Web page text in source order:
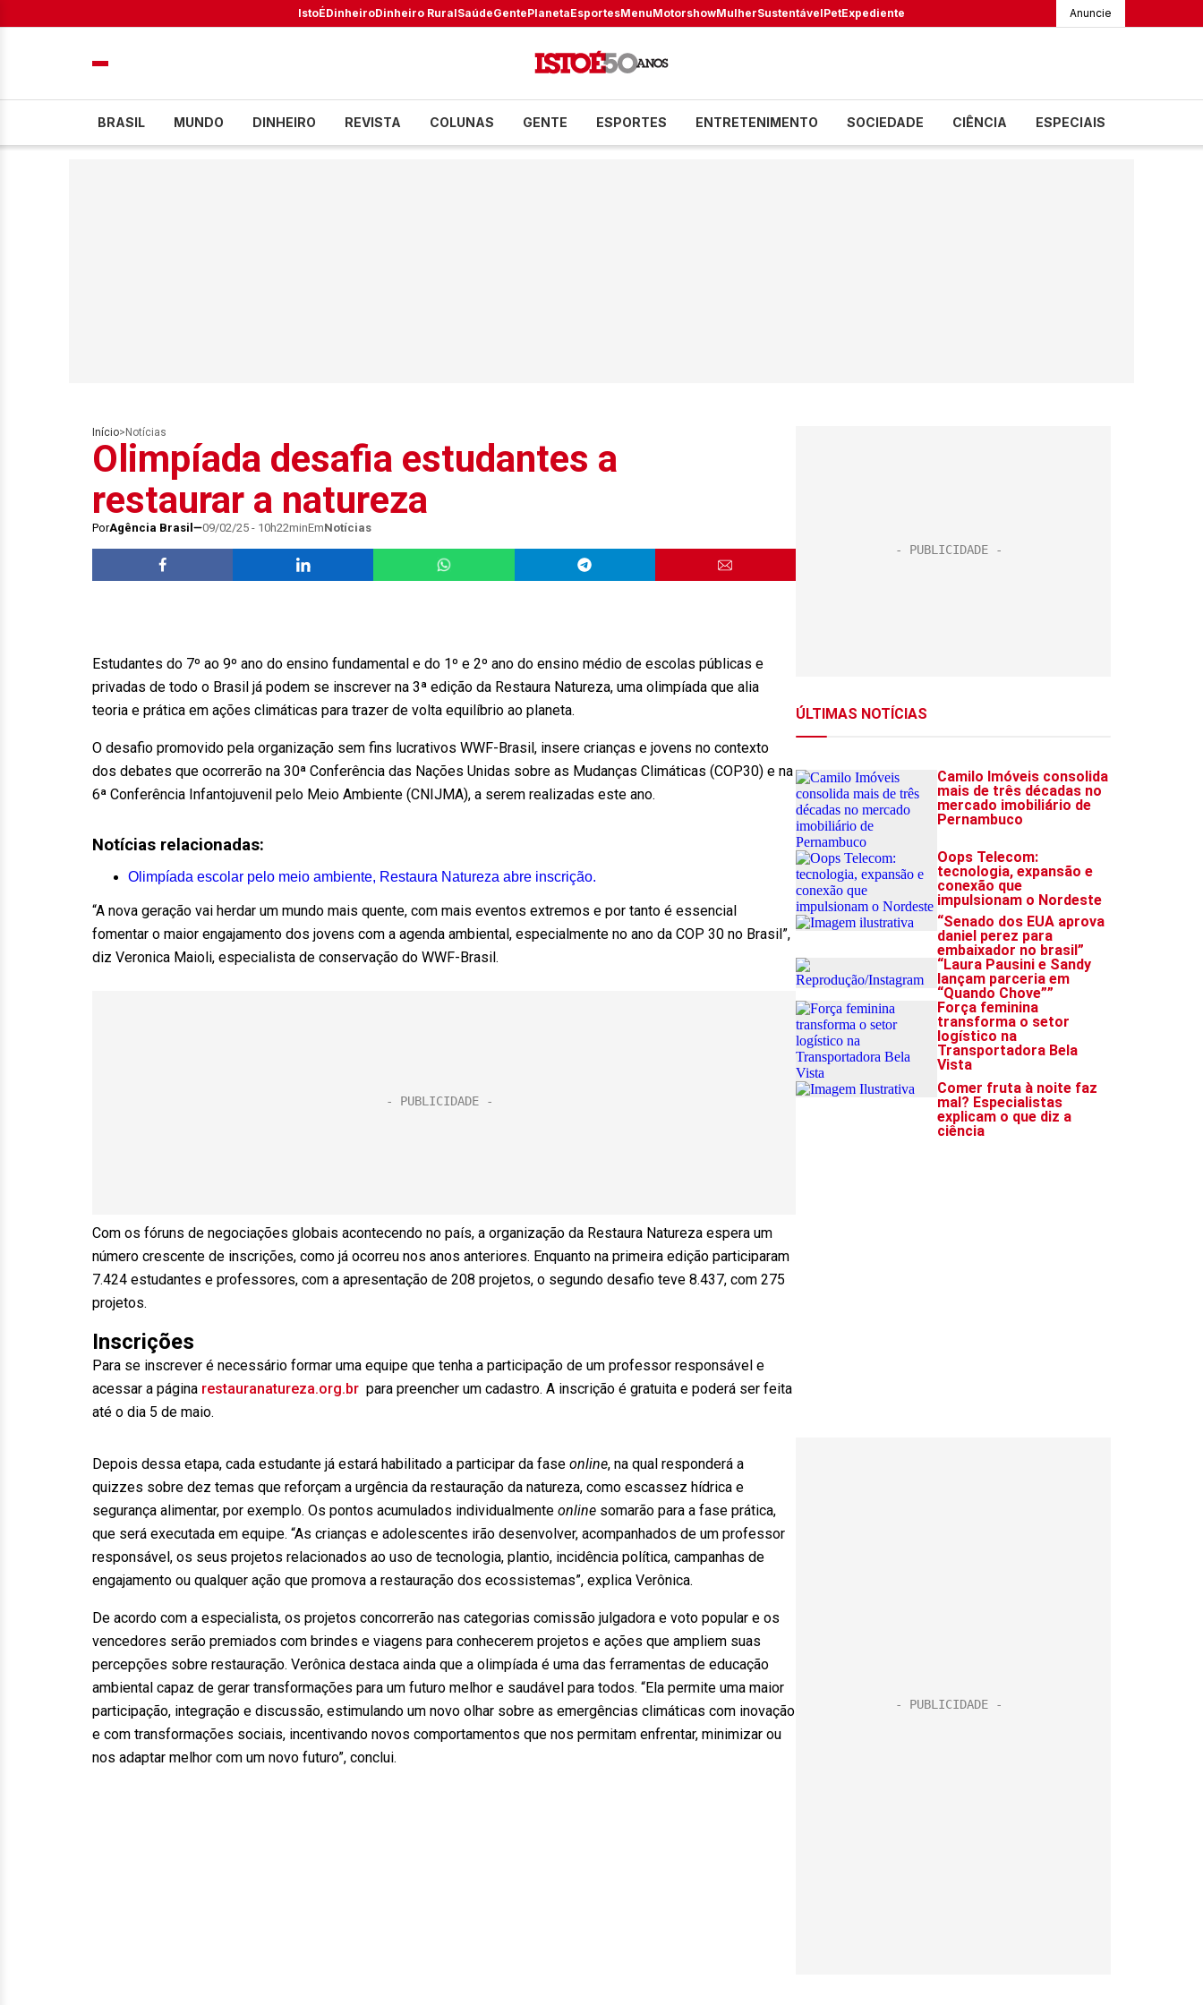
IstoÉDinheiroDinheiro RuralSaúdeGentePlanetaEsportesMenuMotorshowMulherSustentávelPetExpediente Anuncie
BRASIL MUNDO DINHEIRO REVISTA COLUNAS GENTE ESPORTES ENTRETENIMENTO SOCIEDADE CIÊNCIA ESPECIAIS
Início> Notícias
Olimpíada desafia estudantes a
restaurar a natureza
PorAgência Brasil 09/02/25 - 10h22minEmNotícias
Estudantes do 7º ao 9º ano do ensino fundamental e do 1º e 2º ano do ensino médio de escolas públicas e
privadas de todo o Brasil já podem se inscrever na 3ª edição da Restaura Natureza, uma olimpíada que alia
teoria e prática em ações climáticas para trazer de volta equilíbrio ao planeta.
O desafio promovido pela organização sem fins lucrativos WWF-Brasil, insere crianças e jovens no contexto
dos debates que ocorrerão na 30ª Conferência das Nações Unidas sobre as Mudanças Climáticas (COP30) e na
6ª Conferência Infantojuvenil pelo Meio Ambiente (CNIJMA), a serem realizadas este ano.
Notícias relacionadas:
Olimpíada escolar pelo meio ambiente, Restaura Natureza abre inscrição.
“A nova geração vai herdar um mundo mais quente, com mais eventos extremos e por tanto é essencial
fomentar o maior engajamento dos jovens com a agenda ambiental, especialmente no ano da COP 30 no Brasil”,
diz Veronica Maioli, especialista de conservação do WWF-Brasil.
Com os fóruns de negociações globais acontecendo no país, a organização da Restaura Natureza espera um
número crescente de inscrições, como já ocorreu nos anos anteriores. Enquanto na primeira edição participaram
7.424 estudantes e professores, com a apresentação de 208 projetos, o segundo desafio teve 8.437, com 275
projetos.
Inscrições
Para se inscrever é necessário formar uma equipe que tenha a participação de um professor responsável e
acessar a página restauranatureza.org.br para preencher um cadastro. A inscrição é gratuita e poderá ser feita
até o dia 5 de maio.
Depois dessa etapa, cada estudante já estará habilitado a participar da fase online, na qual responderá a
quizzes sobre dez temas que reforçam a urgência da restauração da natureza, como escassez hídrica e
segurança alimentar, por exemplo. Os pontos acumulados individualmente online somarão para a fase prática,
que será executada em equipe. “As crianças e adolescentes irão desenvolver, acompanhados de um professor
responsável, os seus projetos relacionados ao uso de tecnologia, plantio, incidência política, campanhas de
engajamento ou qualquer ação que promova a restauração dos ecossistemas”, explica Verônica.
De acordo com a especialista, os projetos concorrerão nas categorias comissão julgadora e voto popular e os
vencedores serão premiados com brindes e viagens para conhecerem projetos e ações que ampliem suas
percepções sobre restauração. Verônica destaca ainda que a olimpíada é uma das ferramentas de educação
ambiental capaz de gerar transformações para um futuro melhor e saudável para todos. “Ela permite uma maior
participação, integração e discussão, estimulando um novo olhar sobre as emergências climáticas com inovação
e com transformações sociais, incentivando novos comportamentos que nos permitam enfrentar, minimizar ou
nos adaptar melhor com um novo futuro”, conclui.